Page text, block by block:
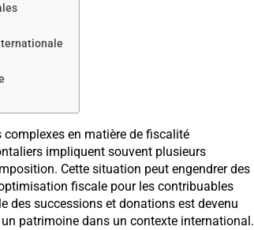
en matière de fiscalité
impliquent souvent plusieurs
Cette situation peut engendrer des
fiscale pour les contribuables
des successions et donations est devenu
patrimoine dans un contexte international.